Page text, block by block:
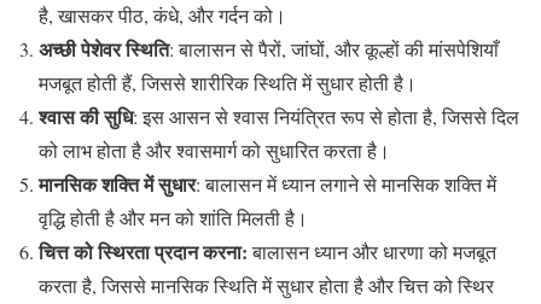
है, खासकर पीठ, कंधे, और गर्दन को।
अच्छी पेशेवर स्थिति: बालासन से पैरों, जांघों, और कूल्हों की मांसपेशियाँ
मजबूत होती हैं, जिससे शारीरिक स्थिति में सुधार होती है।
श्वास की सुधि: इस आसन से श्वास नियंत्रित रूप से होता है, जिससे दिल
को लाभ होता है और श्वासमार्ग को सुधारित करता है।
मानसिक शक्ति में सुधार: बालासन में ध्यान लगाने से मानसिक शक्ति में
वृद्धि होती है और मन को शांति मिलती है।
चित्त को स्थिरता प्रदान करना:बालासन ध्यान और धारणा को मजबूत
करता है, जिससे मानसिक स्थिति में सुधार होता है और चित्त को स्थिर